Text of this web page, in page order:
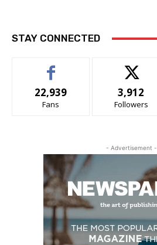
STAY CONNECTED
22,939
Fans
3,912
Followers
- Advertisement -